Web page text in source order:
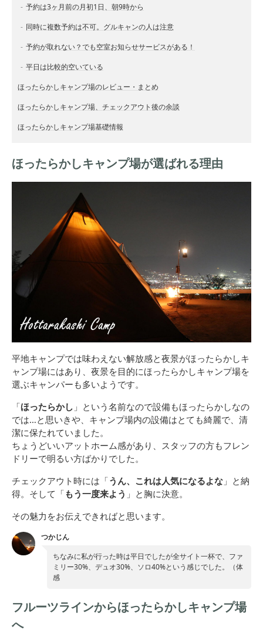
予約は3ヶ月前の月初1日、朝9時から
同時に複数予約は不可。グルキャンの人は注意
予約が取れない？でも空室お知らせサービスがある！
平日は比較的空いている
ほったらかしキャンプ場のレビュー・まとめ
ほったらかしキャンプ場、チェックアウト後の余談
ほったらかしキャンプ場基礎情報
ほったらかしキャンプ場が選ばれる理由
平地キャンプでは味わえない解放感と夜景がほったらかしキ
ャンプ場にはあり、夜景を目的にほったらかしキャンプ場を
選ぶキャンパーも多いようです。
「ほったらかし 」という名前なので設備もほったらかしなの
では…と思いきや、キャンプ場内の設備はとても綺麗で、清
潔に保たれていました。
ちょうどいいアットホーム感があり、スタッフの方もフレン
ドリーで明るい方ばかりでした。
チェックアウト時には「うん、これは人気になるよな 」と納
得。そして「もう一度来よう 」と胸に決意。
その魅力をお伝えできればと思います。
つかじん
ちなみに私が行った時は平日でしたが全サイト一杯で、ファ
ミリー30%、デュオ30%、ソロ40%という感じでした。（体
感
フルーツラインからほったらかしキャンプ場
へ